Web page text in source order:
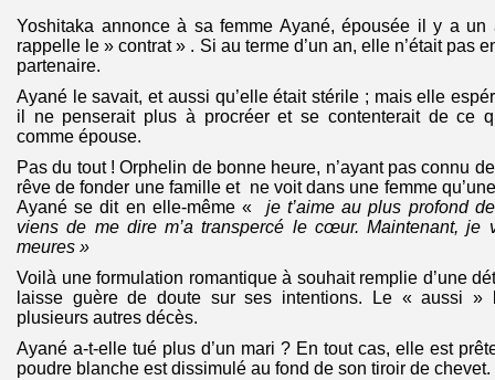
Yoshitaka annonce à sa femme Ayané, épousée il y a un
rappelle le » contrat » . Si au terme d’un an, elle n’était pas
partenaire.
Ayané le savait, et aussi qu’elle était stérile ; mais elle
il ne penserait plus à procréer et se contenterait de ce
comme épouse.
Pas du tout ! Orphelin de bonne heure, n’ayant pas connu
rêve de fonder une famille et ne voit dans une femme
Ayané se dit en elle-même « je t’aime au plus profond
viens de me dire m’a transpercé le cœur. Maintenant, je
meures »
Voilà une formulation romantique à souhait remplie d’une
laisse guère de doute sur ses intentions. Le « aussi »
plusieurs autres décès.
Ayané a-t-elle tué plus d’un mari ? En tout cas, elle est
poudre blanche est dissimulé au fond de son tiroir de chevet.